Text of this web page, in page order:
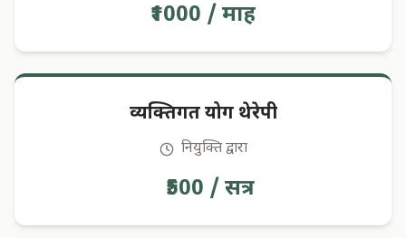
₹1000 / माह
व्यक्तिगत योग थेरेपी
नियुक्ति द्वारा
₹500 / सत्र